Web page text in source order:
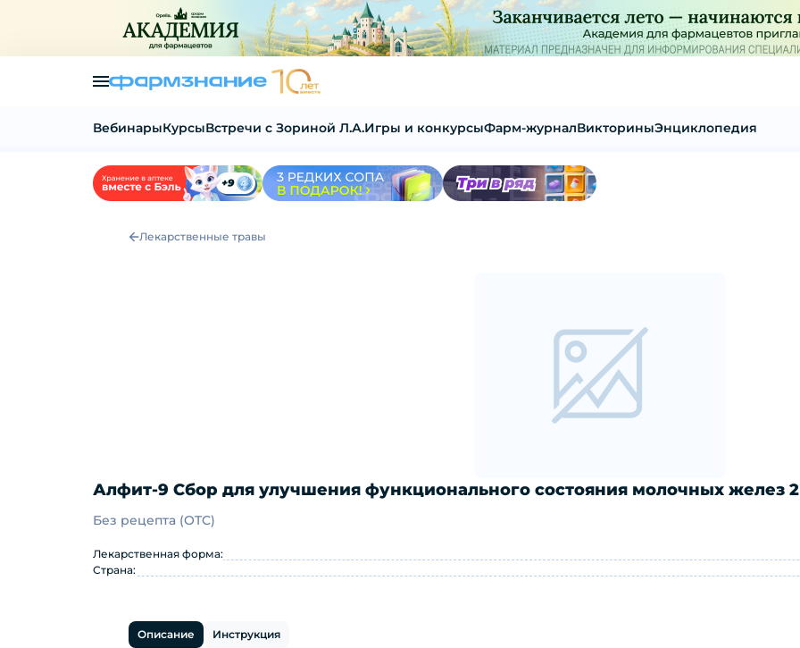
ВебинарыКурсыВстречи с Зориной Л.А.Игры и конкурсыФарм-журналВикториныЭнциклопедия
Лекарственные травы
Алфит-9 Сбор для улучшения функционального состояния молочных желез
Алфит-9 Сбор для улучшения функционального состояния
Без рецепта (OTC)
Лекарственная форма:
Страна:
Описание Инструкция